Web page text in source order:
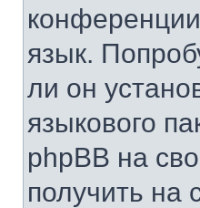
язык.
ли он
языкового
phpBB на
получить на